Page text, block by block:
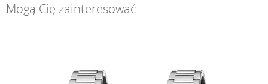
Mogą Cię zainteresować